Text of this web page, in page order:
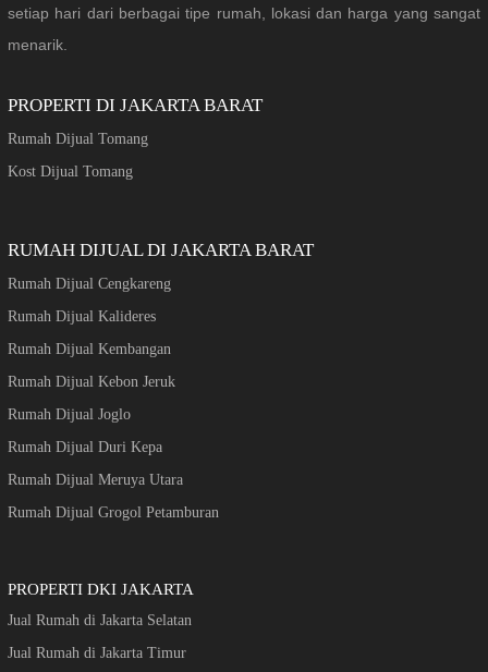
setiap hari dari berbagai tipe rumah, lokasi dan harga yang sangat
menarik.
PROPERTI DI JAKARTA BARAT
Rumah Dijual Tomang
Kost Dijual Tomang
RUMAH DIJUAL DI JAKARTA BARAT
Rumah Dijual Cengkareng
Rumah Dijual Kalideres
Rumah Dijual Kembangan
Rumah Dijual Kebon Jeruk
Rumah Dijual Joglo
Rumah Dijual Duri Kepa
Rumah Dijual Meruya Utara
Rumah Dijual Grogol Petamburan
PROPERTI DKI JAKARTA
Jual Rumah di Jakarta Selatan
Jual Rumah di Jakarta Timur